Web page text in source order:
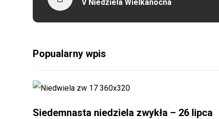
V Niedziela Wielkanocna
Popualarny wpis
Siedemnasta niedziela zwykła – 26 lipca